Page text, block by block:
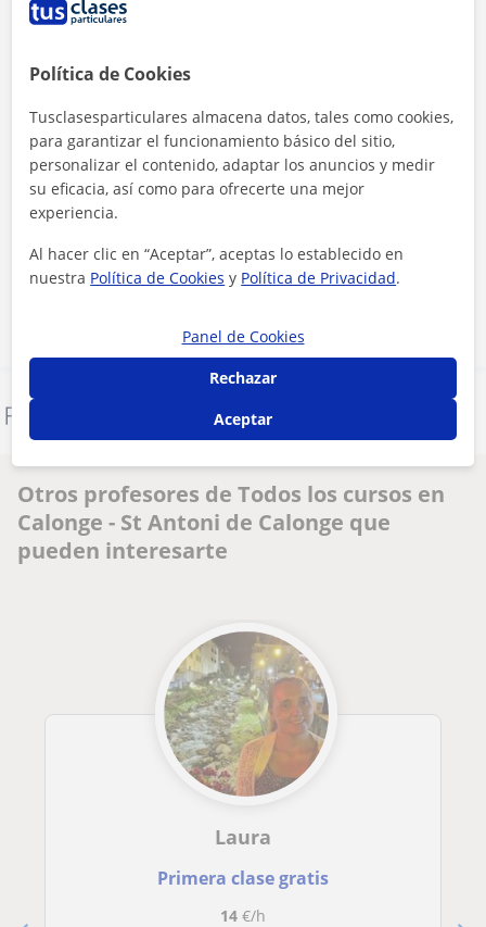
Al hacer clic, aceptas nuestro
Contactar ahora
Otros profesores de Todos los cursos en
Calonge - St Antoni de Calonge que
pueden interesarte
Laura
Primera clase gratis
14€/h
Política de Cookies
Tusclasesparticulares almacena datos, tales como cookies,
para garantizar el funcionamiento básico del sitio,
personalizar el contenido, adaptar los anuncios y medir
su eficacia, así como para ofrecerte una mejor
experiencia.
Al hacer clic en “Aceptar”, aceptas lo establecido en
nuestra Política de Cookies y Política de Privacidad.
Panel de Cookies
Rechazar
Aceptar